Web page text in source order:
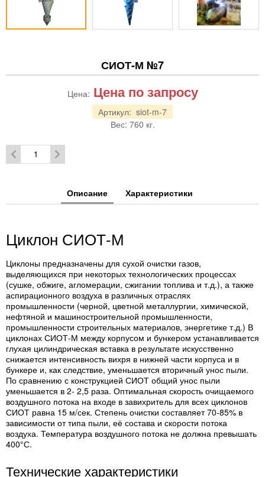
СИОТ-М №7
Артикул: siot-m-7
Вес: 760 кг.
Цена: Цена по запросу
Описание Характеристики
Циклон СИОТ-М
Циклоны предназначены для сухой очистки газов,
выделяющихся при некоторых технологических процессах
(сушке, обжиге, агломерации, сжигании топлива и т.д.), а также
аспирационного воздуха в различных отраслях
промышленности (черной, цветной металлургии, химической,
нефтяной и машиностроительной промышленности,
промышленности строительных материалов, энергетике т.д.) В
циклонах СИОТ-М между корпусом и бункером устанавливается
глухая цилиндрическая вставка в результате искусственно
снижается интенсивность вихря в нижней части корпуса и в
бункере и, как следствие, уменьшается вторичный унос пыли.
По сравнению с конструкцией СИОТ общий унос пыли
уменьшается в 2- 2,5 раза. Оптимальная скорость очищаемого
воздушного потока на входе в завихритель для всех циклонов
СИОТ равна 15 м/сек. Степень очистки составляет 70-85% в
зависимости от типа пыли, её состава и скорости потока
воздуха. Температура воздушного потока не должна превышать
400°С.
Технические характеристики